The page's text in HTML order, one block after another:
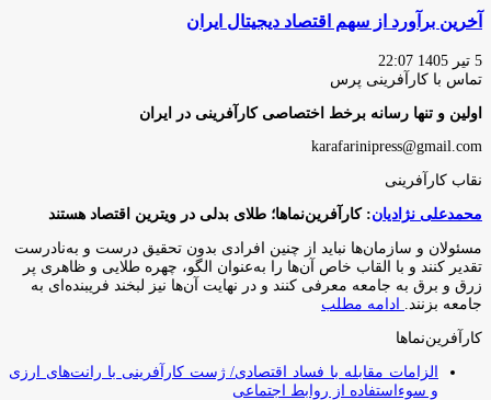
آخرین برآورد از سهم اقتصاد دیجیتال ایران
5 تیر 1405 22:07
تماس با کارآفرینی پرس
اولین و تنها رسانه برخط اختصاصی کارآفرینی در ایران
karafarinipress@gmail.com
نقاب کارآفرینی
محمدعلی نژادیان: کارآفرین‌نماها؛ طلای بدلی در ویترین اقتصاد هستند
مسئولان و سازمان‌ها نباید از چنین افرادی بدون تحقیق درست و به‌نادرست
تقدیر کنند و با القاب خاص آ‌ن‌ها را به‌عنوان الگو، چهره طلایی و ظاهری پر
زرق و برق به جامعه معرفی کنند و در نهایت آن‌ها نیز لبخند فریبنده‌ای به
جامعه بزنند.
ادامه مطلب
کارآفرین‌نماها
الزامات مقابله با فساد اقتصادی/ ژست کارآفرینی با رانت‌های ارزی
و سوءاستفاده از روابط اجتماعی